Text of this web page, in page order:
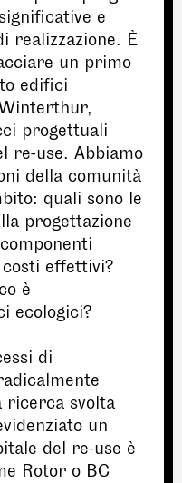
e
realizzazione. È
un primo
edifici
progettuali
re-use. Abbiamo
della comunità
quali sono le
progettazione
effettivi?
è
ecologici?
di
ricerca svolta
un
del re-use è
Rotor o BC